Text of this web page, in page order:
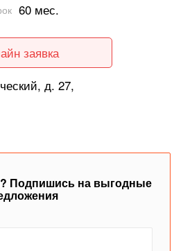
60 мес.
заявка
д. 27,
Подпишись на выгодные